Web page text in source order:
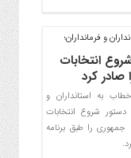
و فرمانداران؛
انتخابات
کرد
به استانداران و
دستور شروع انتخابات
را طبق برنامه